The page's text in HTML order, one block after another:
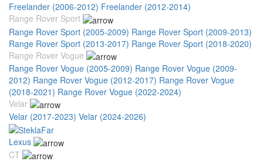
Freelander (2006-2012) Freelander (2012-2014)
Range Rover Sport
Range Rover Sport (2005-2009) Range Rover Sport (2009-2013)
Range Rover Sport (2013-2017) Range Rover Sport (2018-2020)
Range Rover Vogue
Range Rover Vogue (2005-2009) Range Rover Vogue (2009-
2012) Range Rover Vogue (2012-2017) Range Rover Vogue
(2018-2021) Range Rover Vogue (2022-2024)
Velar
Velar (2017-2023) Velar (2024-2026)
Lexus
CT